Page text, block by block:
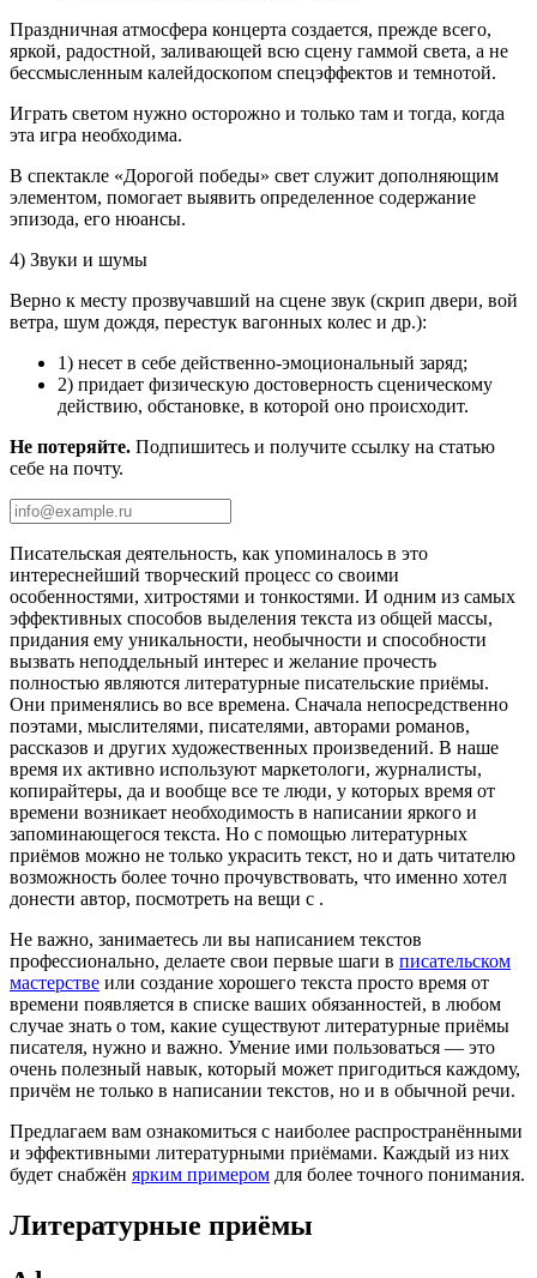
Праздничная атмосфера концерта создается, прежде всего,
яркой, радостной, заливающей всю сцену гаммой света, а не
бессмысленным калейдоскопом спецэффектов и темнотой.
Играть светом нужно осторожно и только там и тогда, когда
эта игра необходима.
В спектакле «Дорогой победы» свет служит дополняющим
элементом, помогает выявить определенное содержание
эпизода, его нюансы.
4) Звуки и шумы
Верно к месту прозвучавший на сцене звук (скрип двери, вой
ветра, шум дождя, перестук вагонных колес и др.):
1) несет в себе действенно-эмоциональный заряд;
2) придает физическую достоверность сценическому
действию, обстановке, в которой оно происходит.
Не потеряйте. Подпишитесь и получите ссылку на статью
себе на почту.
Писательская деятельность, как упоминалось в это
интереснейший творческий процесс со своими
особенностями, хитростями и тонкостями. И одним из самых
эффективных способов выделения текста из общей массы,
придания ему уникальности, необычности и способности
вызвать неподдельный интерес и желание прочесть
полностью являются литературные писательские приёмы.
Они применялись во все времена. Сначала непосредственно
поэтами, мыслителями, писателями, авторами романов,
рассказов и других художественных произведений. В наше
время их активно используют маркетологи, журналисты,
копирайтеры, да и вообще все те люди, у которых время от
времени возникает необходимость в написании яркого и
запоминающегося текста. Но с помощью литературных
приёмов можно не только украсить текст, но и дать читателю
возможность более точно прочувствовать, что именно хотел
донести автор, посмотреть на вещи с .
Не важно, занимаетесь ли вы написанием текстов
профессионально, делаете свои первые шаги в писательском
мастерстве или создание хорошего текста просто время от
времени появляется в списке ваших обязанностей, в любом
случае знать о том, какие существуют литературные приёмы
писателя, нужно и важно. Умение ими пользоваться — это
очень полезный навык, который может пригодиться каждому,
причём не только в написании текстов, но и в обычной речи.
Предлагаем вам ознакомиться с наиболее распространёнными
и эффективными литературными приёмами. Каждый из них
будет снабжён ярким примером для более точного понимания.
Литературные приёмы